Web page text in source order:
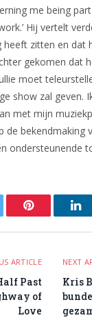
me being
Hij vertelt
zitten en dat
gekomen dat
moet
show zal geven.
met mijn
de bekendmaking
ondersteunende
Pinterest
ARTICLE
Past
of
Love
NEXT
Kris